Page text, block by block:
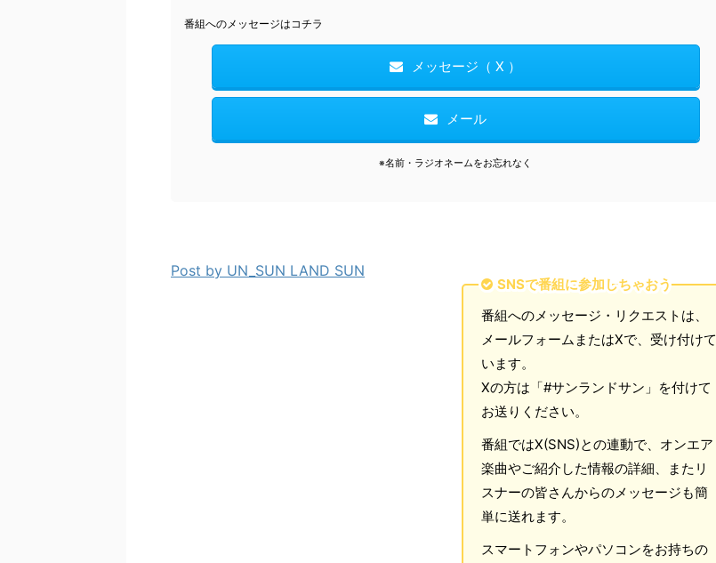
番組へのメッセージはコチラ
メッセージ（ X ）
メール
※名前・ラジオネームをお忘れなく
Post by UN_SUN LAND SUN
SNSで番組に参加しちゃおう
番組へのメッセージ・リクエストは、
メールフォームまたはXで、受け付けて
います。
Xの方は「#サンランドサン」を付けて
お送りください。
番組ではX(SNS)との連動で、オンエア
楽曲やご紹介した情報の詳細、またリ
スナーの皆さんからのメッセージも簡
単に送れます。
スマートフォンやパソコンをお持ちの